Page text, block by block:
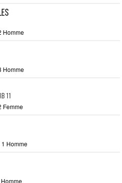
Homme
Homme
11
Femme
1 Homme